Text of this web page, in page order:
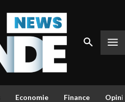
Economie Finance